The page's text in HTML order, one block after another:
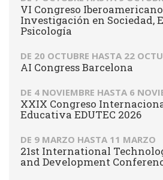
VI Congreso
Investigación en Sociedad,
Psicología
DE 20 OCTUBRE HASTA 22
AI Congress Barcelona
DE 4 NOVIEMBRE HASTA 6
XXIX Congreso
Educativa EDUTEC 2026
DE 9 MARZO HASTA 11 MARZO
21st International
and Development